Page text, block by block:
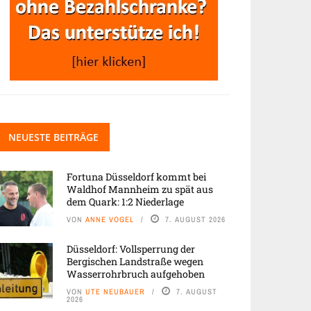
NEUESTE BEITRÄGE
Fortuna Düsseldorf kommt bei
Waldhof Mannheim zu spät aus
dem Quark: 1:2 Niederlage
VON ANNE VOGEL 7. AUGUST 2026
Düsseldorf: Vollsperrung der
Bergischen Landstraße wegen
Wasserrohrbruch aufgehoben
VON UTE NEUBAUER 7. AUGUST
2026